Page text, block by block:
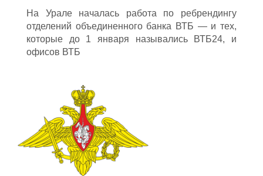
На Урале началась работа по ребрендингу
отделений объединенного банка ВТБ — и тех,
которые до 1 января назывались ВТБ24, и
офисов ВТБ